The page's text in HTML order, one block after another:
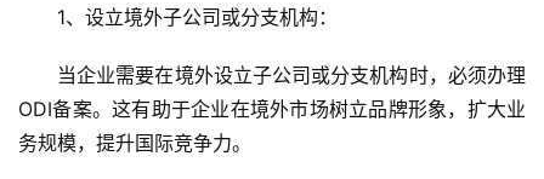
1、设立境外子公司或分支机构 ：
当企业需要在境外设立子公司或分支机构时，必须办理
ODI备案。这有助于企业在境外市场树立品牌形象，扩大业
务规模，提升国际竞争力。